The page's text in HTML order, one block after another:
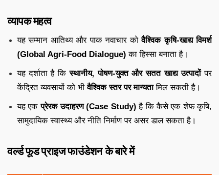
व्यापक महत्व
यह सम्मान आतिथ्य और पाक नवाचार कोवैश्विक कृषि-खाद्य विमर्श
(Global Agri-Food Dialogue) का हिस्सा बनाता है।
यह दर्शाता है किस्थानीय, पोषण-युक्त और सतत खाद्य उत्पादोंपर
केंद्रित व्यवसायों को भीवैश्विक स्तर पर मान्यतामिल सकती है।
यह एकप्रेरक उदाहरण (Case Study) है कि कैसे एक शेफ कृषि,
सामुदायिक स्वास्थ्य और नीति निर्माण पर असर डाल सकता है।
वर्ल्ड फूड प्राइज फाउंडेशन के बारे में